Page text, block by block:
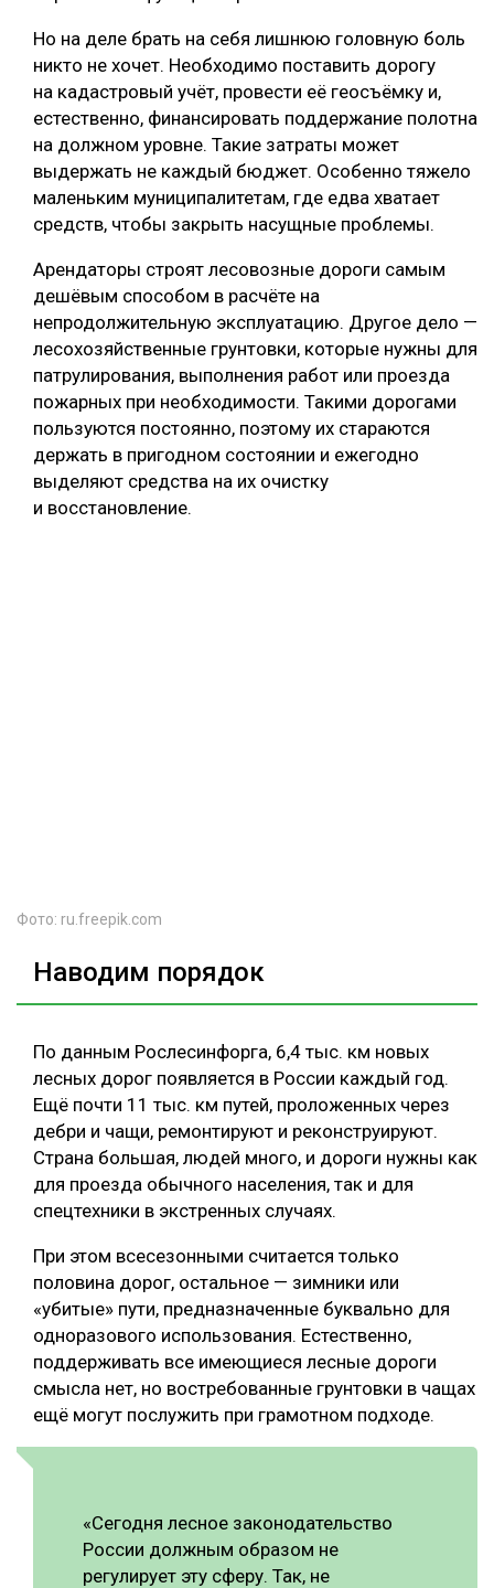
Но на деле брать на себя лишнюю головную боль
никто не хочет. Необходимо поставить дорогу
на кадастровый учёт, провести её геосъёмку и,
естественно, финансировать поддержание полотна
на должном уровне. Такие затраты может
выдержать не каждый бюджет. Особенно тяжело
маленьким муниципалитетам, где едва хватает
средств, чтобы закрыть насущные проблемы.
Арендаторы строят лесовозные дороги самым
дешёвым способом в расчёте на
непродолжительную эксплуатацию. Другое дело —
лесохозяйственные грунтовки, которые нужны для
патрулирования, выполнения работ или проезда
пожарных при необходимости. Такими дорогами
пользуются постоянно, поэтому их стараются
держать в пригодном состоянии и ежегодно
выделяют средства на их очистку
и восстановление.
Фото: ru.freepik.com
Наводим порядок
По данным Рослесинфорга, 6,4 тыс. км новых
лесных дорог появляется в России каждый год.
Ещё почти 11 тыс. км путей, проложенных через
дебри и чащи, ремонтируют и реконструируют.
Страна большая, людей много, и дороги нужны как
для проезда обычного населения, так и для
спецтехники в экстренных случаях.
При этом всесезонными считается только
половина дорог, остальное — зимники или
«убитые» пути, предназначенные буквально для
одноразового использования. Естественно,
поддерживать все имеющиеся лесные дороги
смысла нет, но востребованные грунтовки в чащах
ещё могут послужить при грамотном подходе.
«Сегодня лесное законодательство
России должным образом не
регулирует эту сферу. Так, не